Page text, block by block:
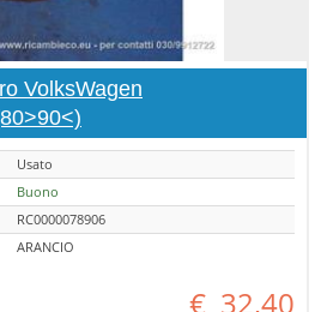
VolksWagen
Usato
Buono
RC0000078906
ARANCIO
€ 32,40